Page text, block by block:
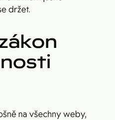
držet.
na všechny weby,